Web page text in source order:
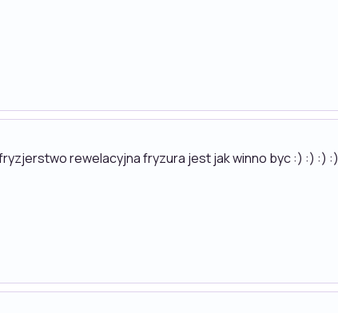
rewelacyjna fryzura jest jak winno byc :) :) :) :)